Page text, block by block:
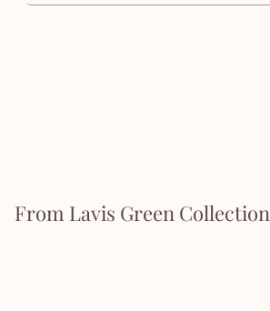
From Lavis Green Collection